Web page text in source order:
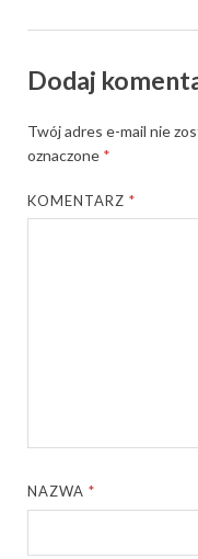
Dodaj
Twój adres e-mail nie
oznaczone *
KOMENTARZ*
NAZWA*